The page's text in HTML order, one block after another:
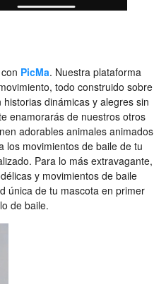
con PicMa. Nuestra plataforma
todo construido sobre
dinámicas y alegres sin
enamorarás de nuestros otros
adorables animales animados
los movimientos de baile de tu
Para lo más extravagante,
y movimientos de baile
única de tu mascota en primer
de baile.